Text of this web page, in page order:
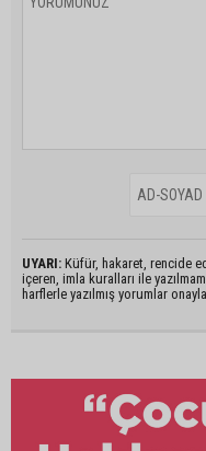
UYARI: Küfür, hakaret, rencide
içeren, imla kuralları ile
harflerle yazılmış yorumlar